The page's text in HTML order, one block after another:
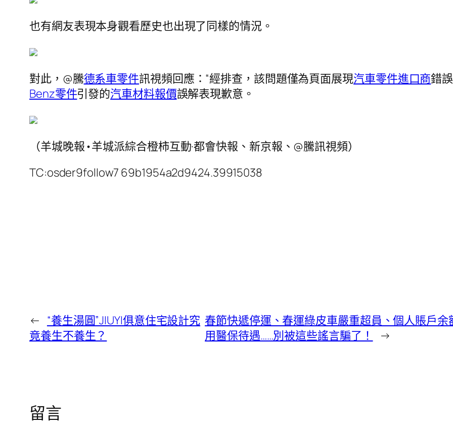
也有網友表現本身觀看歷史也出現了同樣的情況。
對此，@騰德系車零件訊視頻回應：“經排查，該問題僅為頁面展現汽車零件進口商錯
Benz零件引發的汽車材料報價誤解表現歉意。
（羊城晚報•羊城派綜合橙柿互動·都會快報、新京報、@騰訊視頻）
TC:osder9follow7 69b1954a2d9424.39915038
← “養生湯圓”JIUYI俱意住宅設計究
竟養生不養生？
春節快遞停運、春運綠皮車嚴重超員、個人賬戶
用醫保待遇……別被這些謠言騙了！
→
留言